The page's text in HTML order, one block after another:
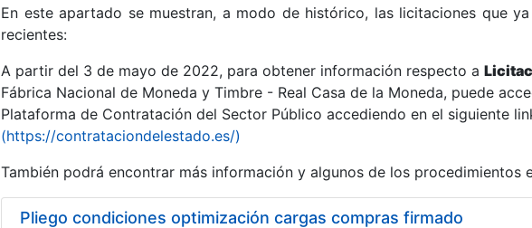
Mostrar/Ocultar
Mostrar/Ocultar
En este apartado se muestran, a modo de histórico, las licitaciones que
recientes:
A partir del 3 de mayo de 2022, para obtener información respecto a
Fábrica Nacional de Moneda y Timbre - Real Casa de la Moneda, puede
Plataforma de Contratación del Sector Público accediendo en el siguiente
(https://contrataciondelestado.es/)
También podrá encontrar más información y algunos de los procedimientos
Pliego condiciones optimización cargas compras firmado